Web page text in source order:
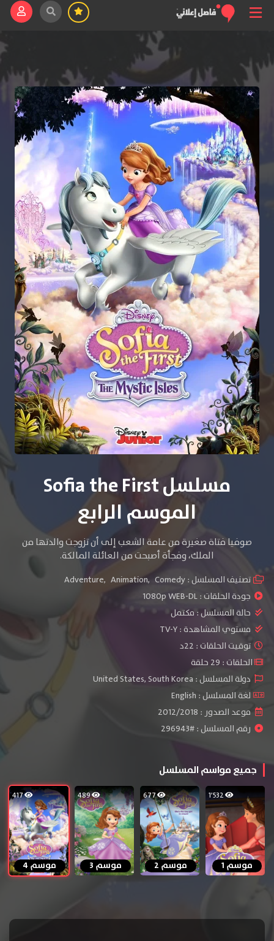
مسلسل Sofia the First
الموسم الرابع
صوفيا فتاة صغيرة من عامة الشعب إلى أن تزوجت والدتها من
الملك، وفجأة أصبحت من العائلة المالكة.
تصنيف المسلسل : Adventure, Animation, Comedy
جودة الحلقات :1080p WEB-DL
حالة المسلسل : مكتمل
مستوي المشاهدة :TV-Y
توقيت الحلقات : 22د
الحلقات : 29 حلقة
دولة المسلسل : United States, South Korea
لغة المسلسل : English
موعد الصدور : 2012/2018
رقم المسلسل : #296943
جميع مواسم المسلسل
موسم 1
677
موسم 2
489
موسم 3
417
موسم 4